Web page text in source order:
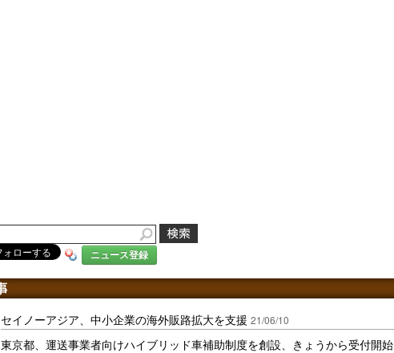
ニュース登録
セイノーアジア、中小企業の海外販路拡大を支援 21/06/10
東京都、運送事業者向けハイブリッド車補助制度を創設、きょうから受付開始